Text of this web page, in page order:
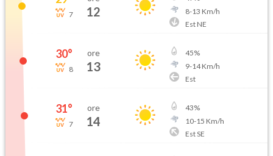
7 12
8-13 Km/h
Est NE
30°
8
ore
13
45%
9-14Km/h
Est
31°
7
ore
14
43%
10-15 Km/h
Est SE